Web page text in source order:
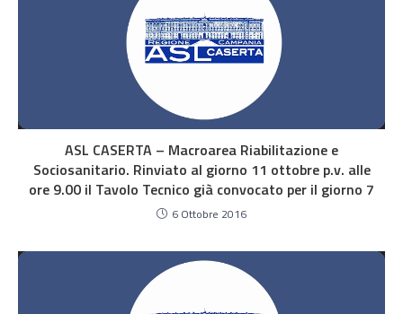
ASL CASERTA – Macroarea Riabilitazione e
Sociosanitario. Rinviato al giorno 11 ottobre p.v. alle
ore 9.00 il Tavolo Tecnico già convocato per il giorno 7
6 Ottobre 2016